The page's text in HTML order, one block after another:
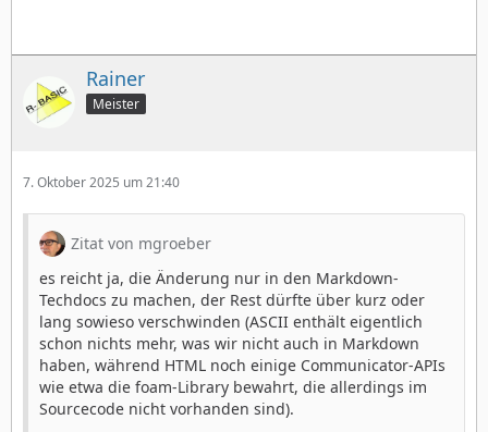
Rainer
Meister
7. Oktober 2025 um 21:40
Zitat von mgroeber
es reicht ja, die Änderung nur in den Markdown-
Techdocs zu machen, der Rest dürfte über kurz oder
lang sowieso verschwinden (ASCII enthält eigentlich
schon nichts mehr, was wir nicht auch in Markdown
haben, während HTML noch einige Communicator-APIs
wie etwa die foam-Library bewahrt, die allerdings im
Sourcecode nicht vorhanden sind).